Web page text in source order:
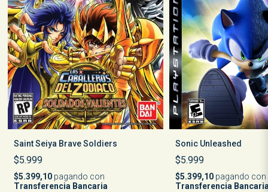
Saint Seiya Brave Soldiers
$5.999
$5.399,10pagando con
Transferencia Bancaria
Sonic Unleashed
$5.999
$5.399,10 pagando con
Transferencia